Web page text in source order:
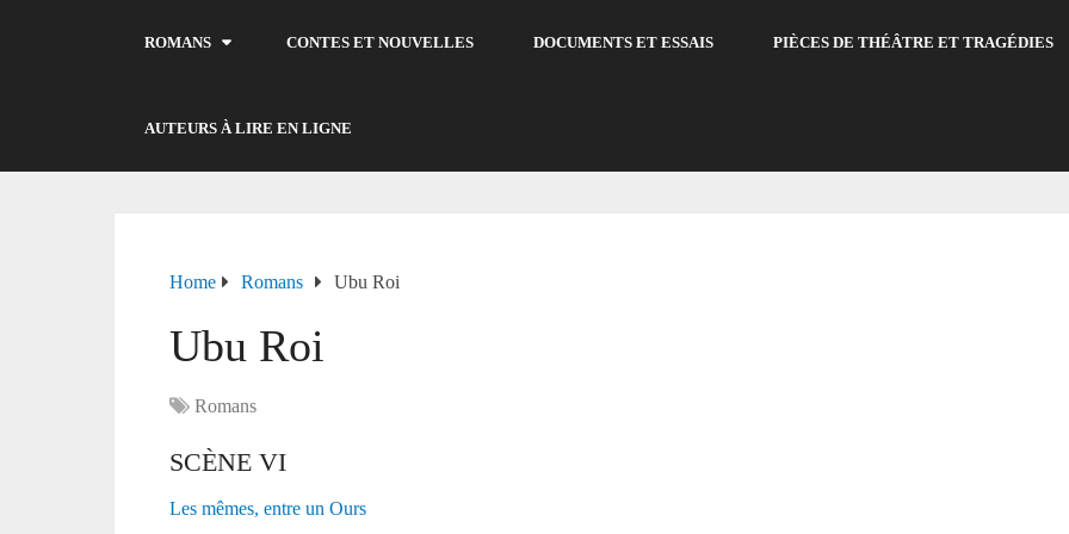
ROMANS CONTES ET NOUVELLES DOCUMENTS ET ESSAIS PIÈCES DE THÉÂTRE ET TRAGÉDIES
AUTEURS À LIRE EN LIGNE
Home Romans Ubu Roi
Ubu Roi
Romans
SCÈNE VI
Les mêmes, entre un Ours